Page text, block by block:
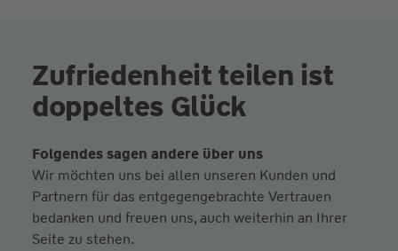
Zufriedenheit teilen ist
doppeltes Glück
Folgendes sagen andere über uns
Wir möchten uns bei allen unseren Kunden und
Partnern für das entgegengebrachte Vertrauen
bedanken und freuen uns, auch weiterhin an Ihrer
Seite zu stehen.